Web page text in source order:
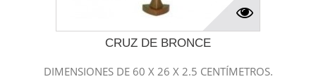
CRUZ DE BRONCE
DIMENSIONES DE 60 X 26 X 2.5 CENTÍMETROS.